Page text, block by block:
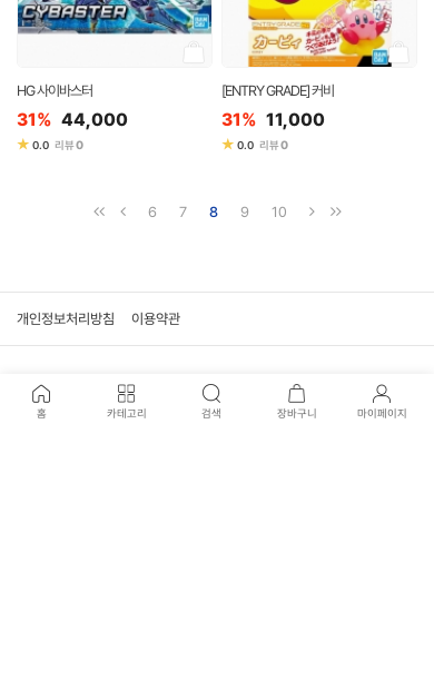
홈 카테고리 검색 장바구니 마이페이지
HG 사이바스터
31% 44,000
★ 0.0 리뷰0
[ENTRY GRADE] 커비
31% 11,000
★ 0.0 리뷰0
6 7 8 9 10
개인정보처리방침 이용약관
고객센터